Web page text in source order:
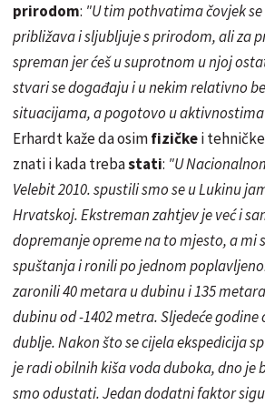
prirodom: "U tim pothvatima čovjek
približava i sljubljuje s prirodom, ali za
spreman jer ćeš u suprotnom u njoj
stvari se događaju i u nekim relativno
situacijama, a pogotovo u
Erhardt kaže da osimfizičkei
znati i kada trebastati: "U
Velebit 2010. spustili smo se u Lukinu
Hrvatskoj. Ekstreman zahtjev je već i
dopremanje opreme na to mjesto, a mi
spuštanja i ronili po jednom
zaronili 40 metara u dubinu i 135
dubinu od -1402 metra. Sljedeće
dublje. Nakon što se cijela ekspedicija
je radi obilnih kiša voda duboka, dno je
smo odustati. Jedan dodatni faktor